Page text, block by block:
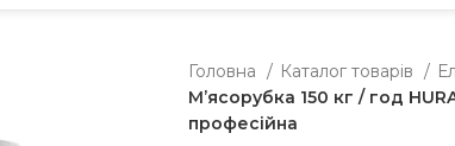
Головна Каталог товарів
Мʼясорубка 150 кг / год
професійна